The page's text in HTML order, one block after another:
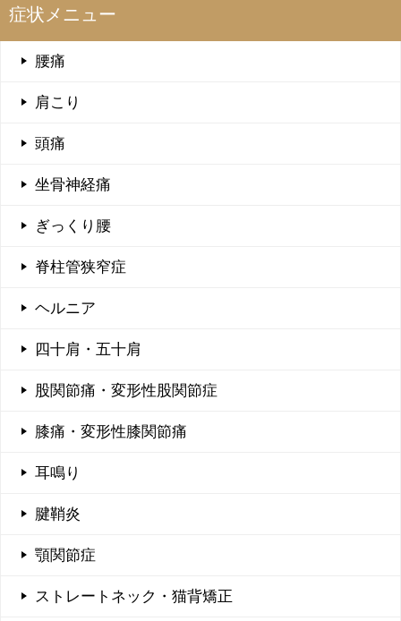
症状メニュー
腰痛
肩こり
頭痛
坐骨神経痛
ぎっくり腰
脊柱管狭窄症
ヘルニア
四十肩・五十肩
股関節痛・変形性股関節症
膝痛・変形性膝関節痛
耳鳴り
腱鞘炎
顎関節症
ストレートネック・猫背矯正